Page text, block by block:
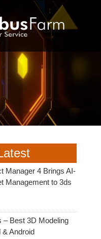
Manager 4 Brings AI-
Management to 3ds
– Best 3D Modeling
& Android